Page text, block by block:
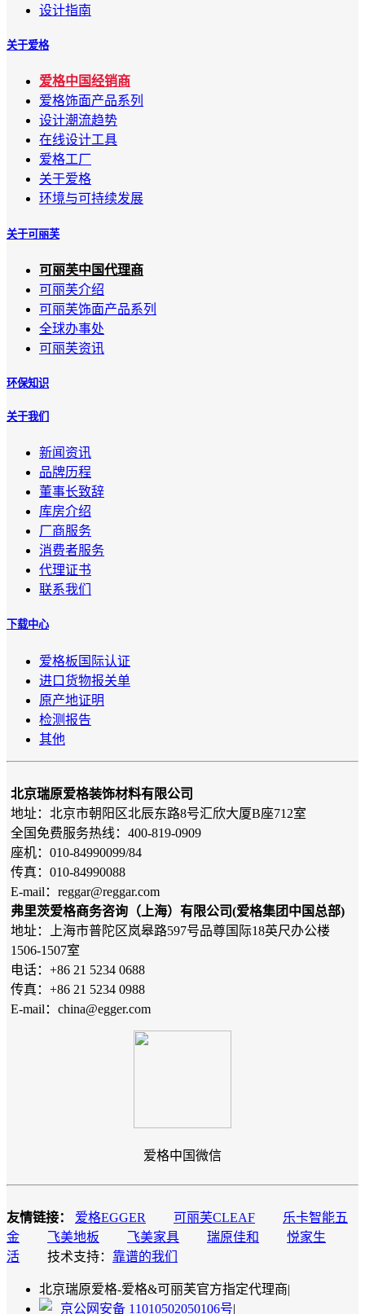
设计指南
关于爱格
爱格中国经销商
爱格饰面产品系列
设计潮流趋势
在线设计工具
爱格工厂
关于爱格
环境与可持续发展
关于可丽芙
可丽芙中国代理商
可丽芙介绍
可丽芙饰面产品系列
全球办事处
可丽芙资讯
环保知识
关于我们
新闻资讯
品牌历程
董事长致辞
库房介绍
厂商服务
消费者服务
代理证书
联系我们
下载中心
爱格板国际认证
进口货物报关单
原产地证明
检测报告
其他
北京瑞原爱格装饰材料有限公司
地址：北京市朝阳区北辰东路8号汇欣大厦B座712室
全国免费服务热线：400-819-0909
座机：010-84990099/84
传真：010-84990088
E-mail：reggar@reggar.com
弗里茨爱格商务咨询（上海）有限公司(爱格集团中国总部)
地址：上海市普陀区岚皋路597号品尊国际18英尺办公楼
1506-1507室
电话：+86 21 5234 0688
传真：+86 21 5234 0988
E-mail：china@egger.com
爱格中国微信
友情链接： 爱格EGGER 可丽芙CLEAF
乐卡智能五
金
飞美地板 飞美家具 瑞原佳和
悦家生
活
技术支持： 靠谱的我们
北京瑞原爱格-爱格&可丽芙官方指定代理商|
京公网安备 11010502050106号|